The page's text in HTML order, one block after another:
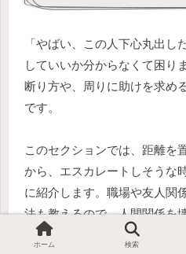
「やばい、この人下心丸出し
していいか分からなくて困り
断り方や、周りに助けを求め
です。
このセクションでは、距離を
から、エスカレートしそうな
に紹介します。職場や友人関
法も教えるので、人間関係を
になりますよ。
ホーム 検索